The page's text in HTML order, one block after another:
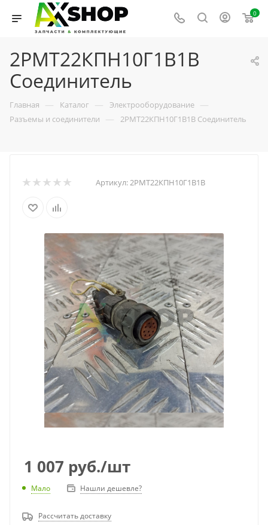
0
2РМТ22КПН10Г1В1В
Соединитель
Главная — Каталог — Электрооборудование —
Разъемы и соединители — 2РМТ22КПН10Г1В1В Соединитель
Артикул:2РМТ22КПН10Г1В1В
1 007 руб./шт
Мало Нашли дешевле?
Рассчитать доставку